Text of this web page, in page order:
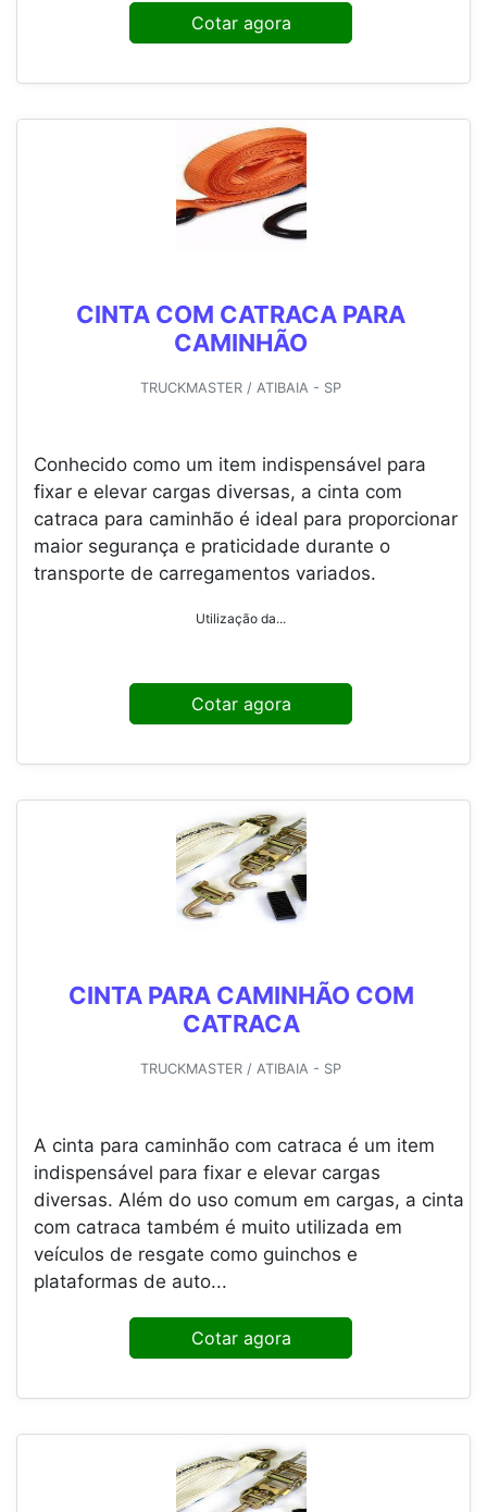
Cotar agora
CINTA COM CATRACA PARA
CAMINHÃO
TRUCKMASTER / ATIBAIA - SP
Conhecido como um item indispensável para
fixar e elevar cargas diversas, a cinta com
catraca para caminhão é ideal para proporcionar
maior segurança e praticidade durante o
transporte de carregamentos variados.
Utilização da...
Cotar agora
CINTA PARA CAMINHÃO COM
CATRACA
TRUCKMASTER / ATIBAIA - SP
A cinta para caminhão com catraca é um item
indispensável para fixar e elevar cargas
diversas. Além do uso comum em cargas, a cinta
com catraca também é muito utilizada em
veículos de resgate como guinchos e
plataformas de auto...
Cotar agora